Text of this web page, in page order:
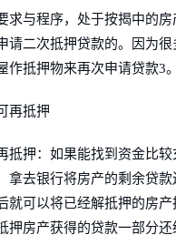
求与程序，处于按揭中的房
请二次抵押贷款的。因为
作抵押物来再次申请贷款3。
再抵押
抵押：如果能找到资金比较
拿去银行将房产的剩余贷
就可以将已经解抵押的房
押房产获得的贷款一部分